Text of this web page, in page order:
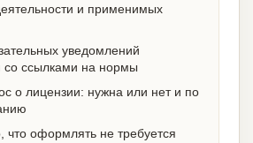
и применимых
уведомлений
со ссылками на нормы
о лицензии: нужна или нет и по
что оформлять не требуется